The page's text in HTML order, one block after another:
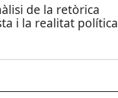
de la retòrica
i la realitat política